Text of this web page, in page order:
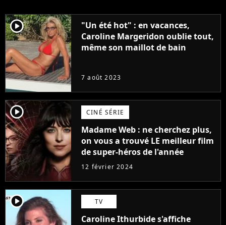
player2
"Un été hot" : en vacances,
Caroline Margeridon oublie tout,
même son maillot de bain
7 août 2023
player2 CINÉ SÉRIE
Madame Web : ne cherchez plus,
on vous a trouvé LE meilleur film
de super-héros de l'année
12 février 2024
player2 TV
Caroline Ithurbide s'affiche